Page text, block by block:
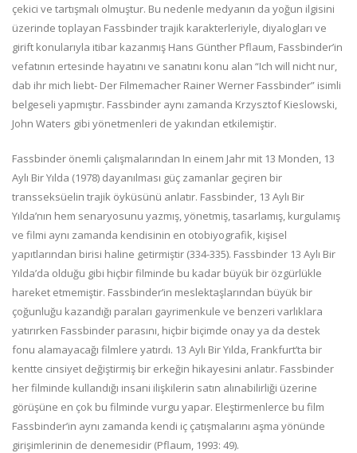
çekici ve tartışmalı olmuştur. Bu nedenle medyanın da yoğun ilgisini
üzerinde toplayan Fassbinder trajik karakterleriyle, diyalogları ve
girift konularıyla itibar kazanmış Hans Günther Pflaum, Fassbinder’in
vefatının ertesinde hayatını ve sanatını konu alan “Ich will nicht nur,
dab ihr mich liebt- Der Filmemacher Rainer Werner Fassbinder” isimli
belgeseli yapmıştır. Fassbinder aynı zamanda Krzysztof Kieslowski,
John Waters gibi yönetmenleri de yakından etkilemiştir.
Fassbinder önemli çalışmalarından In einem Jahr mit 13 Monden, 13
Aylı Bir Yılda (1978) dayanılması güç zamanlar geçiren bir
transseksüelin trajik öyküsünü anlatır. Fassbinder, 13 Aylı Bir
Yılda’nın hem senaryosunu yazmış, yönetmiş, tasarlamış, kurgulamış
ve filmi aynı zamanda kendisinin en otobiyografik, kişisel
yapıtlarından birisi haline getirmiştir (334-335). Fassbinder 13 Aylı Bir
Yılda’da olduğu gibi hiçbir filminde bu kadar büyük bir özgürlükle
hareket etmemiştir. Fassbinder’in meslektaşlarından büyük bir
çoğunluğu kazandığı paraları gayrimenkule ve benzeri varlıklara
yatırırken Fassbinder parasını, hiçbir biçimde onay ya da destek
fonu alamayacağı filmlere yatırdı. 13 Aylı Bir Yılda, Frankfurt’ta bir
kentte cinsiyet değiştirmiş bir erkeğin hikayesini anlatır. Fassbinder
her filminde kullandığı insani ilişkilerin satın alınabilirliği üzerine
görüşüne en çok bu filminde vurgu yapar. Eleştirmenlerce bu film
Fassbinder’in aynı zamanda kendi iç çatışmalarını aşma yönünde
girişimlerinin de denemesidir (Pflaum, 1993: 49).